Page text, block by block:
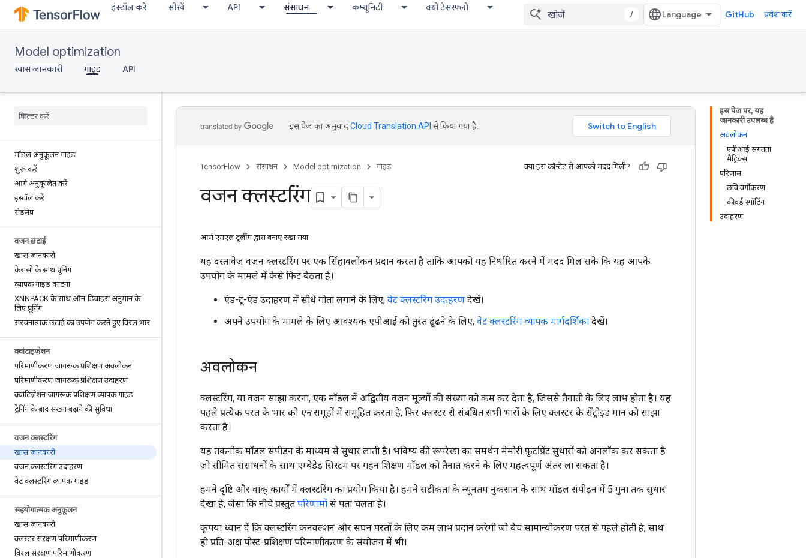
इंस्टॉल करें सीखें API संसाधन कम्यूनिटी क्यों टेंसरफ्लो
/ GitHub प्रवेश करें
Model optimization
खास जानकारी गाइड API
मॉडल अनुकूलन गाइड
शुरू करें
आगे अनुकूलित करें
इंस्टॉल करें
रोडमैप
वजन छंटाई
खास जानकारी
केरासो के साथ प्रूनिंग
व्यापक गाइड काटना
XNNPACK के साथ ऑन-डिवाइस अनुमान के
लिए प्रूनिंग
संरचनात्मक छंटाई का उपयोग करते हुए विरल भार
क्वांटाइज़ेशन
परिमाणीकरण जागरूक प्रशिक्षण अवलोकन
परिमाणीकरण जागरूक प्रशिक्षण उदाहरण
क्वांटिज़ेशन जागरूक प्रशिक्षण व्यापक गाइड
ट्रेनिंग के बाद संख्या बढ़ाने की सुविधा
वजन क्लस्टरिंग
खास जानकारी
वजन क्लस्टरिंग उदाहरण
वेट क्लस्टरिंग व्यापक गाइड
सहयोगात्मक अनुकूलन
खास जानकारी
क्लस्टर संरक्षण परिमाणीकरण
विरल संरक्षण परिमाणीकरण
इस पेज पर, यह
जानकारी उपलब्ध है
अवलोकन
एपीआई संगतता
मैट्रिक्स
परिणाम
छवि वर्गीकरण
कीवर्ड स्पॉटिंग
उदाहरण
इस पेज का अनुवादCloud Translation API से किया गया है.
TensorFlow संसाधन Model optimization गाइड क्या इस कॉन्टेंट से आपको मदद मिली?
वजन क्लस्टरिंग
आर्म एमएल टूलींग द्वारा बनाए रखा गया
यह दस्तावेज़ वज़न क्लस्टरिंग पर एक सिंहावलोकन प्रदान करता है ताकि आपको यह निर्धारित करने में मदद मिल सके कि यह आपके
उपयोग के मामले में कैसे फिट बैठता है।
एंड-टू-एंड उदाहरण में सीधे गोता लगाने के लिए, वेट क्लस्टरिंग उदाहरण देखें।
अपने उपयोग के मामले के लिए आवश्यक एपीआई को तुरंत ढूंढने के लिए, वेट क्लस्टरिंग व्यापक मार्गदर्शिका देखें।
अवलोकन
क्लस्टरिंग, या वजन साझा करना, एक मॉडल में अद्वितीय वजन मूल्यों की संख्या को कम कर देता है, जिससे तैनाती के लिए लाभ होता है। यह
पहले प्रत्येक परत के भार को एनसमूहों में समूहित करता है, फिर क्लस्टर से संबंधित सभी भारों के लिए क्लस्टर के सेंट्रोइड मान को साझा
करता है।
यह तकनीक मॉडल संपीड़न के माध्यम से सुधार लाती है। भविष्य की रूपरेखा का समर्थन मेमोरी फ़ुटप्रिंट सुधारों को अनलॉक कर सकता है
जो सीमित संसाधनों के साथ एम्बेडेड सिस्टम पर गहन शिक्षण मॉडल को तैनात करने के लिए महत्वपूर्ण अंतर ला सकता है।
हमने दृष्टि और वाक् कार्यों में क्लस्टरिंग का प्रयोग किया है। हमने सटीकता के न्यूनतम नुकसान के साथ मॉडल संपीड़न में 5 गुना तक सुधार
देखा है, जैसा कि नीचे प्रस्तुत परिणामों से पता चलता है।
कृपया ध्यान दें कि क्लस्टरिंग कनवल्शन और सघन परतों के लिए कम लाभ प्रदान करेगी जो बैच सामान्यीकरण परत से पहले होती है, साथ
ही प्रति-अक्ष पोस्ट-प्रशिक्षण परिमाणीकरण के संयोजन में भी।